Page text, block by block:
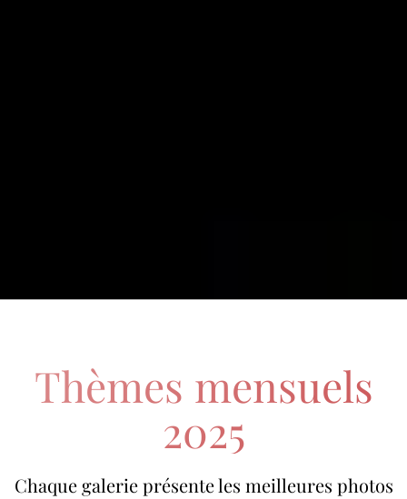
Thèmes mensuels
2025
Chaque galerie présente les meilleures photos